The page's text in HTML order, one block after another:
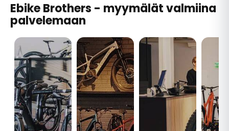
Ebike Brothers - myymälät valmiina
palvelemaan